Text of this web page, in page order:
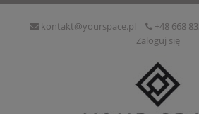
kontakt@yourspace.pl +48 668
Zaloguj się